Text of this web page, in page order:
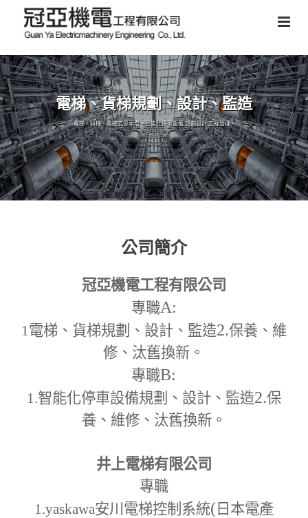
電梯、貨梯規劃、設計、監造
電梯、貨梯、電梯式停車塔、智能化停車設備,規劃設計,工程管理。
公司簡介
冠亞機電工程有限公司
專職A:
1電梯、貨梯規劃、設計、監造2.保養、維
修、汰舊換新。
專職B:
1.智能化停車設備規劃、設計、監造2.保
養、維修、汰舊換新。
井上電梯有限公司
專職
1.yaskawa安川電梯控制系統( 日本電產